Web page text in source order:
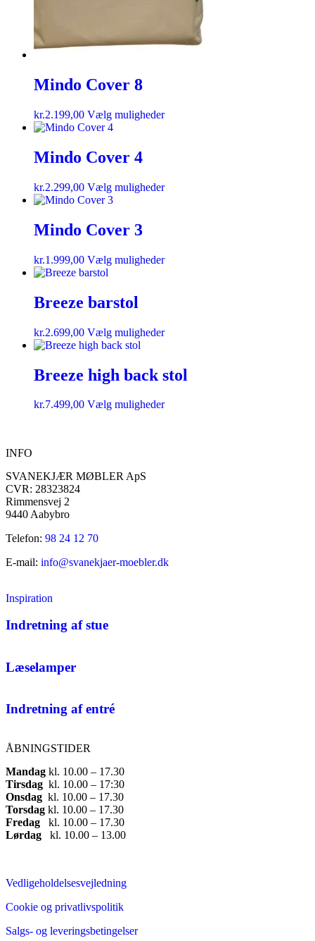
Mindo Cover 8
kr.2.199,00 Vælg muligheder
Mindo Cover 4
kr.2.299,00 Vælg muligheder
Mindo Cover 3
kr.1.999,00 Vælg muligheder
Breeze barstol
kr.2.699,00 Vælg muligheder
Breeze high back stol
kr.7.499,00 Vælg muligheder
INFO
SVANEKJÆR MØBLER ApS
CVR: 28323824
Rimmensvej 2
9440 Aabybro
Telefon: 98 24 12 70
E-mail: info@svanekjaer-moebler.dk
Inspiration
Indretning af stue
Læselamper
Indretning af entré
ÅBNINGSTIDER
Mandag ​ kl. 10.00 – 17.30​
Tirsdag ​ kl. 10.00 – 17:30​
Onsdag ​ kl. 10.00 – 17.30​
Torsdag ​ kl. 10.00 – 17.30​
Fredag ​ kl. 10.00 – 17.30​
Lørdag ​ kl. 10.00 – 13.00
Vedligeholdelsesvejledning
Cookie og privatlivspolitik
Salgs- og leveringsbetingelser